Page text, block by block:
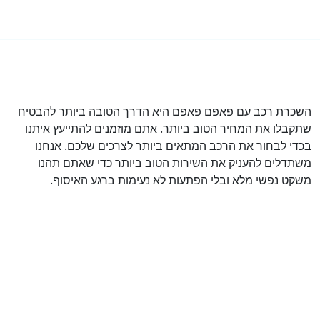
השכרת רכב עם פאפם פאפם היא הדרך הטובה ביותר להבטיח
שתקבלו את המחיר הטוב ביותר. אתם מוזמנים להתייעץ איתנו
בכדי לבחור את הרכב המתאים ביותר לצרכים שלכם. אנחנו
משתדלים להעניק את השירות הטוב ביותר כדי שאתם תהנו
משקט נפשי מלא ובלי הפתעות לא נעימות ברגע האיסוף.